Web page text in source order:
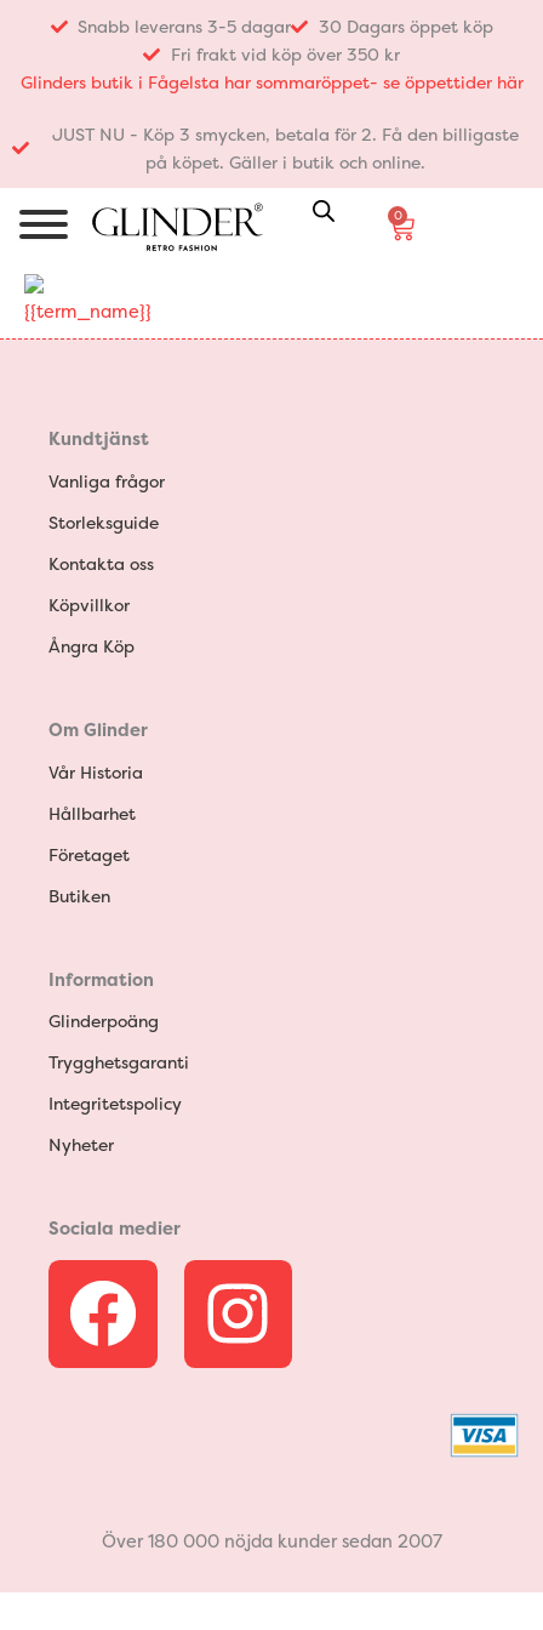
innehåll
Snabb leverans 3-5 dagar
30 Dagars öppet köp
Fri frakt vid köp över 350 kr
Glinders butik i Fågelsta har sommaröppet- se öppettider här
JUST NU - Köp 3 smycken, betala för 2. Få den billigaste
på köpet. Gäller i butik och online.
0
Varukorg
{{term_name}}
Kundtjänst
Vanliga frågor
Storleksguide
Kontakta oss
Köpvillkor
Ångra Köp
Om Glinder
Vår Historia
Hållbarhet
Företaget
Butiken
Information
Glinderpoäng
Trygghetsgaranti
Integritetspolicy
Nyheter
Sociala medier
F
a
b
I
n
a
Över 180 000 nöjda kunder sedan 2007